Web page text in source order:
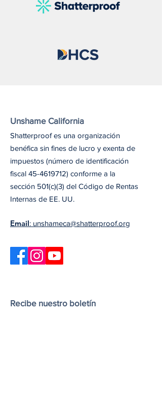
Unshame California
Shatterproof es una organización
benéfica sin fines de lucro y exenta de
impuestos (número de identificación
fiscal 45-4619712) conforme a la
sección 501(c)(3) del Código de Rentas
Internas de EE. UU.
Email: unshameca@shatterproof.org
Recibe nuestro boletín